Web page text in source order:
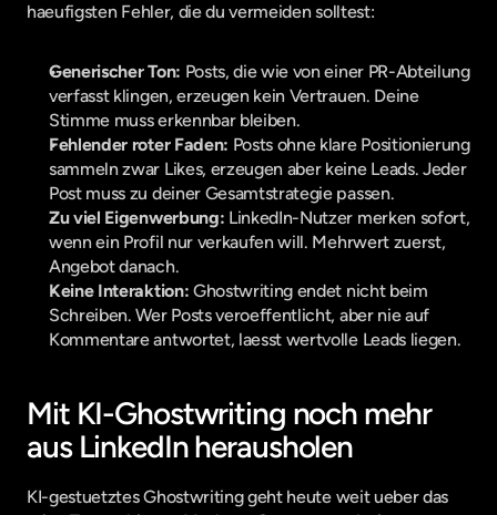
haeufigsten Fehler, die du vermeiden solltest:
Generischer Ton: Posts, die wie von einer PR-Abteilung
verfasst klingen, erzeugen kein Vertrauen. Deine
Stimme muss erkennbar bleiben.
Fehlender roter Faden: Posts ohne klare Positionierung
sammeln zwar Likes, erzeugen aber keine Leads. Jeder
Post muss zu deiner Gesamtstrategie passen.
Zu viel Eigenwerbung: LinkedIn-Nutzer merken sofort,
wenn ein Profil nur verkaufen will. Mehrwert zuerst,
Angebot danach.
Keine Interaktion: Ghostwriting endet nicht beim
Schreiben. Wer Posts veroeffentlicht, aber nie auf
Kommentare antwortet, laesst wertvolle Leads liegen.
Mit KI-Ghostwriting noch mehr
aus LinkedIn herausholen
KI-gestuetztes Ghostwriting geht heute weit ueber das